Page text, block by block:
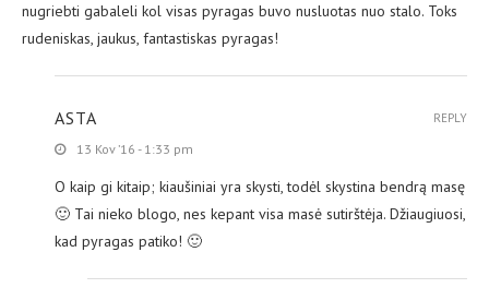
nugriebti gabaleli kol visas pyragas buvo nusluotas nuo stalo. Toks
rudeniskas, jaukus, fantastiskas pyragas!
ASTA
13 Kov ’16 - 1:33 pm
O kaip gi kitaip; kiaušiniai yra skysti, todėl skystina bendrą masę
🙂 Tai nieko blogo, nes kepant visa masė sutirštėja. Džiaugiuosi,
kad pyragas patiko! 🙂
REPLY